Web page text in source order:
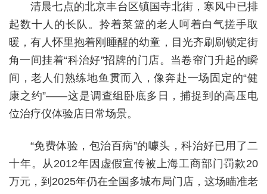
清晨七点的北京丰台区镇国寺北街，寒风中已排
起数十人的长队。拎着菜篮的老人呵着白气搓手取
暖，有人怀里抱着刚睡醒的幼童，目光齐刷刷锁定街
角一间挂着“科治好”招牌的门店。当卷帘门升起的瞬
间，老人们熟练地鱼贯而入，像奔赴一场固定的“健
康之约”——这是调查组卧底多日，捕捉到的高压电
位治疗仪体验店日常场景。
“免费体验，包治百病”的噱头，科治好已用了二
十年。从2012年因虚假宣传被上海工商部门罚款20
万元，到2025年仍在全国多城布局门店，这场瞄准老